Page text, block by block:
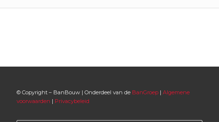
© Copyright – BanBouw | Onderdeel van de BanGroep| Algemene
voorwaarden | Privacybeleid